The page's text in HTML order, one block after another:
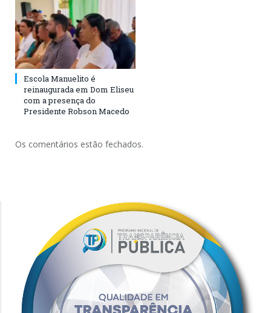
Escola Manuelito é
reinaugurada em Dom Eliseu
com a presença do
Presidente Robson Macedo
Os comentários estão fechados.